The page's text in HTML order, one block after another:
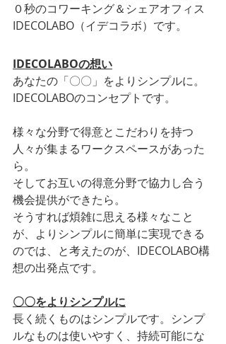
０秒のコワーキング＆シェアオフィス
IDECOLABO（イデコラボ）です。
IDECOLABOの想い
あなたの「〇〇」をよりシンプルに。
IDECOLABOのコンセプトです。
様々な分野で得意とこだわりを持つ
人々が集まるワークスペースがあった
ら。
そしてお互いの得意分野で協力し合う
機会提供ができたら。
そうすれば煩雑に思える様々なこと
が、よりシンプルに簡単に実現できる
のでは、と考えたのが、IDECOLABO構
想の出発点です。
〇〇をよりシンプルに
長く続くものはシンプルです。シンプ
ルなものは使いやすく、持続可能にな